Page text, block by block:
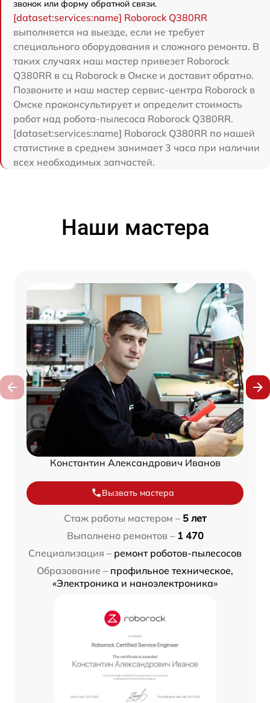
звонок или форму обратной связи.
[dataset:services:name] Roborock Q380RR
выполняется на выезде, если не требует
специального оборудования и сложного ремонта. В
таких случаях наш мастер привезет Roborock
Q380RR в сц Roborock в Омске и доставит обратно.
Позвоните и наш мастер сервис-центра Roborock в
Омске проконсультирует и определит стоимость
работ над робота-пылесоса Roborock Q380RR.
[dataset:services:name] Roborock Q380RR по нашей
статистике в среднем занимает 3 часа при наличии
всех необходимых запчастей.
Наши мастера
Константин Александрович Иванов
Вызвать мастера
Стаж работы мастером – 5 лет
Выполнено ремонтов – 1 470
Специализация – ремонт роботов-пылесосов
Образование – профильное техническое,
«Электроника и наноэлектроника»